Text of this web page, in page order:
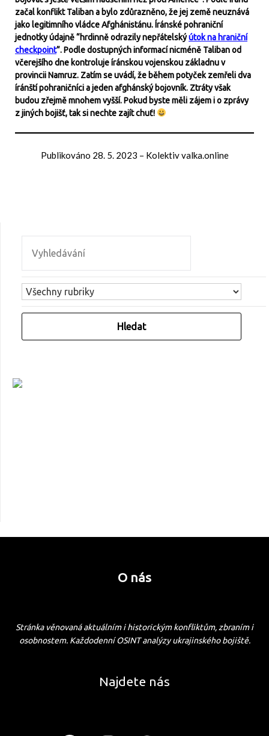
začal konflikt Taliban a bylo zdůrazněno, že jej země neuznává
jako legitimního vládce Afghánistánu. Íránské pohraniční
jednotky údajně “hrdinně odrazily nepřátelskýútok na hraniční
checkpoint”. Podle dostupných informací nicméně Taliban od
včerejšího dne kontroluje íránskou vojenskou základnu v
provincii Namruz. Zatím se uvádí, že během potyček zemřeli dva
íránští pohraničníci a jeden afghánský bojovník. Ztráty však
budou zřejmě mnohem vyšší. Pokud byste měli zájem i o zprávy
z jiných bojišť, tak si nechte zajít chuť!
Publikováno 28. 5. 2023 – Kolektiv valka.online
O nás
Stránka věnovaná aktuálním i historickým konfliktům, zbraním i
osobnostem. Každodenní OSINT analýzy ukrajinského bojiště.
Najdete nás